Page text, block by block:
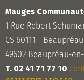
Mauges
1 Rue Robert
CS 60111 - Beaupréau
49602 Beaupréau-
T. 02 41 71 77 10